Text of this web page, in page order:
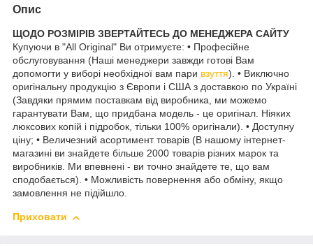
Опис
ЩОДО РОЗМІРІВ ЗВЕРТАЙТЕСЬ ДО МЕНЕДЖЕРА САЙТУ
Купуючи в "All Original" Ви отримуєте: • Професійне
обслуговування (Наші менеджери завжди готові Вам
допомогти у виборі необхідної вам пари взуття). • Виключно
оригінальну продукцію з Європи і США з доставкою по Україні
(Завдяки прямим поставкам від виробника, ми можемо
гарантувати Вам, що придбана модель - це оригінал. Ніяких
люксових копій і підробок, тільки 100% оригінали). • Доступну
ціну; • Величезний асортимент товарів (В нашому інтернет-
магазині ви знайдете більше 2000 товарів різних марок та
виробників. Ми впевнені - ви точно знайдете те, що вам
сподобається). • Можливість повернення або обміну, якщо
замовлення не підійшло.
Приховати